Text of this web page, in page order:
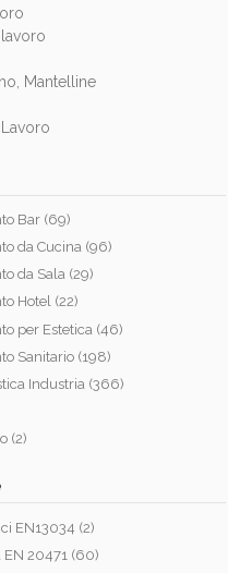
Mantelline
Bar (69)
da Cucina (96)
da Sala (29)
Hotel (22)
per Estetica (46)
Sanitario (198)
Industria (366)
(2)
EN13034 (2)
20471 (60)